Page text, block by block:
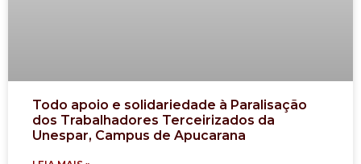
Todo apoio e solidariedade à Paralisação
dos Trabalhadores Terceirizados da
Unespar, Campus de Apucarana